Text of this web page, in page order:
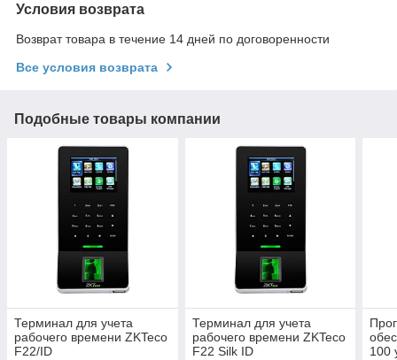
Условия возврата
Возврат товара в течение 14 дней по договоренности
Все условия возврата
Подобные товары компании
Терминал для учета
рабочего времени ZKTeco
F22/ID
Терминал для учета
рабочего времени ZKTeco
F22 Silk ID
100